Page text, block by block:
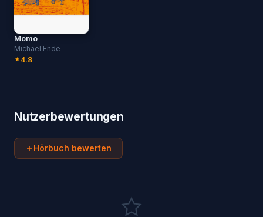
Momo
Michael Ende
4.8
Nutzerbewertungen
Hörbuch bewerten